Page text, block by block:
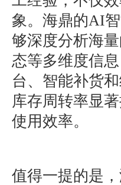
象。海鼎的AI
够深度分析海
态等多维度信
台、智能补货
库存周转率显
使用效率。
值得一提的是